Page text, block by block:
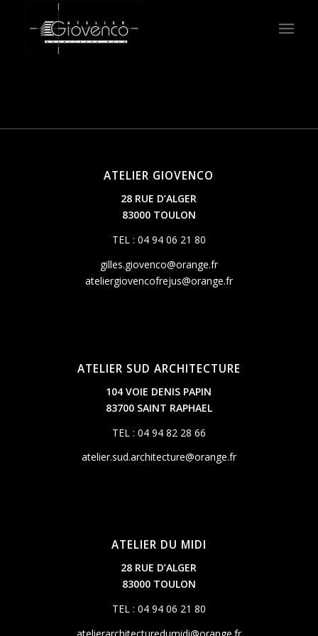
ATELIER GIOVENCO
28 RUE D’ALGER
83000 TOULON
TEL : 04 94 06 21 80
gilles.giovenco@orange.fr
ateliergiovencofrejus@orange.fr
ATELIER SUD ARCHITECTURE
104 VOIE DENIS PAPIN
83700 SAINT RAPHAEL
TEL : 04 94 82 28 66
atelier.sud.architecture@orange.fr
ATELIER DU MIDI
28 RUE D’ALGER
83000 TOULON
TEL : 04 94 06 21 80